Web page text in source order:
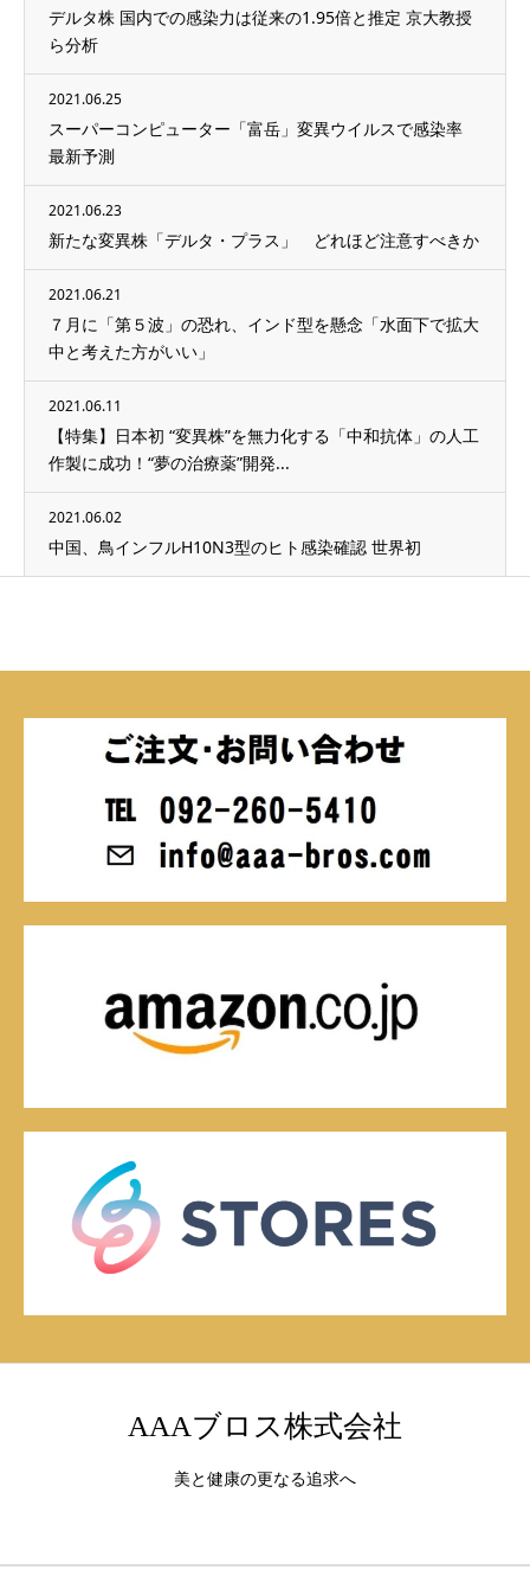
デルタ株 国内での感染力は従来の1.95倍と推定 京大教授
ら分析
2021.06.25
スーパーコンピューター「富岳」変異ウイルスで感染率
最新予測
2021.06.23
新たな変異株「デルタ・プラス」 どれほど注意すべきか
2021.06.21
７月に「第５波」の恐れ、インド型を懸念「水面下で拡大
中と考えた方がいい」
2021.06.11
【特集】日本初 “変異株”を無力化する「中和抗体」の人工
作製に成功！“夢の治療薬”開発...
2021.06.02
中国、鳥インフルH10N3型のヒト感染確認 世界初
AAAブロス株式会社
美と健康の更なる追求へ